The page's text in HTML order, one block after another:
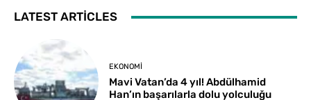
LATEST ARTICLES
EKONOMI
Mavi Vatan’da 4 yıl! Abdülhamid
Han’ın başarılarla dolu yolculuğu